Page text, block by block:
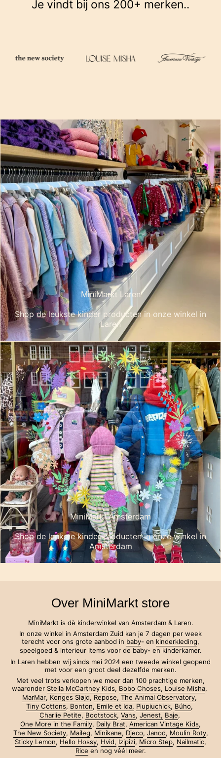
it’s conscious.
MiniMarkt Laren
Shop de leukste kinder producten in onze winkel in
Laren
MiniMarkt Amsterdam
Shop de leukste kinder producten in onze winkel in
Amsterdam
Over MiniMarkt store
MiniMarkt is dè kinderwinkel van Amsterdam & Laren.
In onze winkel in Amsterdam Zuid kan je 7 dagen per week
terecht voor ons grote aanbod in baby- en kinderkleding,
speelgoed & interieur items voor de baby- en kinderkamer.
In Laren hebben wij sinds mei 2024 een tweede winkel geopend
met voor een groot deel dezelfde merken.
Met veel trots verkopen we meer dan 100 prachtige merken,
waaronder Stella McCartney Kids, Bobo Choses, Louise Misha,
MarMar, Konges Sløjd, Repose, The Animal Observatory,
Tiny Cottons, Bonton, Emile et Ida, Piupiuchick, Búho,
Charlie Petite, Bootstock, Vans, Jenest, Baje,
One More in the Family, Daily Brat, American Vintage Kids,
The New Society, Maileg, Minikane, Djeco, Janod, Moulin Roty,
Sticky Lemon, Hello Hossy, Hvid, Izipizi, Micro Step, Nailmatic,
Rice en nog véél meer.